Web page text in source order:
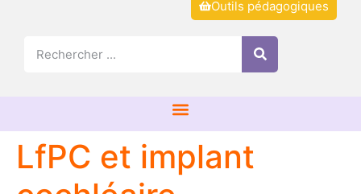
Outils pédagogiques
LfPC et implant